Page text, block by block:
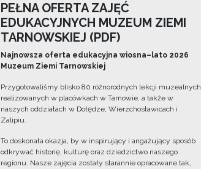
PEŁNA OFERTA ZAJĘĆ
EDUKACYJNYCH MUZEUM ZIEMI
TARNOWSKIEJ (PDF)
Najnowsza oferta edukacyjna wiosna–lato 2026
Muzeum Ziemi Tarnowskiej
Przygotowaliśmy blisko 80 różnorodnych lekcji muzealnych
realizowanych w placówkach w Tarnowie, a także w
naszych oddziałach w Dołędze, Wierzchosławicach i
Zalipiu.
To doskonała okazja, by w inspirujący i angażujący sposób
odkrywać historię, kulturę oraz dziedzictwo naszego
regionu. Nasze zajęcia zostały starannie opracowane tak,